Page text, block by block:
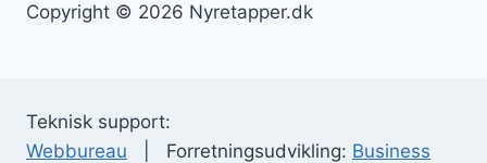
Copyright © 2026 Nyretapper.dk
Teknisk support:
Webbureau | Forretningsudvikling: Business